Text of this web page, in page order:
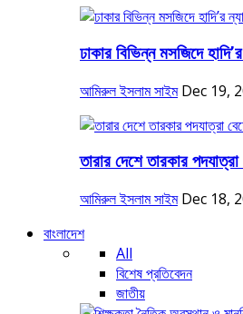
ঢাকার বিভিন্ন মসজিদে
আমিরুল ইসলাম সাইম Dec 19,
তারার দেশে তারকার
আমিরুল ইসলাম সাইম Dec 18,
বাংলাদেশ
All
বিশেষ প্রতিবেদন
জাতীয়